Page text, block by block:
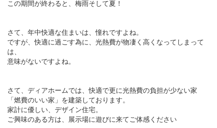
この期間が終わると、梅雨そして夏！
さて、年中快適な住まいは、憧れですよね。
ですが、快適に過ごす為に、光熱費が物凄く高くなってしまって
は、
意味がないですよね。
さて、ディアホームでは、快適で更に光熱費の負担が少ない家
「燃費のいい家」を建築しております。
家計に優しい、デザイン住宅。
ご興味のある方は、展示場に遊びに来てご体感ください